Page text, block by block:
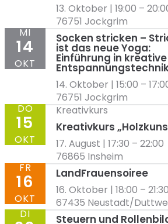
13. Oktober | 19:00 –
76751 Jockgrim
Socken stricken –
ist das neue Yoga:
Einführung in kreative
14. Oktober | 15:00 –
76751 Jockgrim
MI
14
OKT
Kreativkurs
Kreativkurs
17. August | 17:30 – 22:00
76865 Insheim
DO
15
OKT
LandFrauensoiree
16. Oktober | 18:00 – 21:30
67435 Neustadt/
FR
16
OKT
Steuern und
DI